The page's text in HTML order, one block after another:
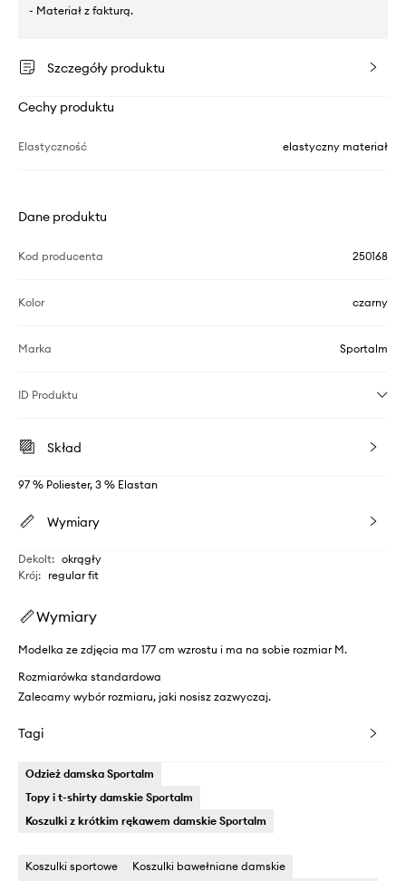
- Materiał z fakturą.
Szczegóły produktu
Cechy produktu
Elastyczność elastyczny materiał
Dane produktu
Kod producenta 250168
Kolor czarny
Marka Sportalm
ID Produktu
Skład
97 % Poliester, 3 % Elastan
Wymiary
Dekolt: okrągły
Krój: regular fit
Wymiary
Modelka ze zdjęcia ma 177 cm wzrostu i ma na sobie rozmiar M.
Rozmiarówka standardowa
Zalecamy wybór rozmiaru, jaki nosisz zazwyczaj.
Tagi
Odzież damska Sportalm
Topy i t-shirty damskie Sportalm
Koszulki z krótkim rękawem damskie Sportalm
Koszulki sportowe Koszulki bawełniane damskie